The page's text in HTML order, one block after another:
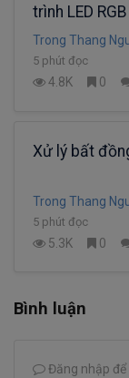
trình LED
Trong Thang
5 phút đọc
4.8K 0
Xử lý bất
Trong Thang
5 phút đọc
5.3K 0
Bình luận
Đăng nhập để